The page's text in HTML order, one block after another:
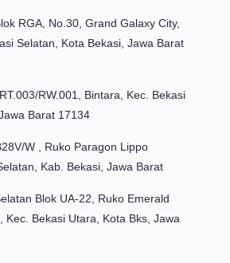
RGA, No.30, Grand Galaxy City,
Selatan, Kota Bekasi, Jawa Barat
RW.001, Bintara, Kec. Bekasi
Barat 17134
W , Ruko Paragon Lippo
Kab. Bekasi, Jawa Barat
Blok UA-22, Ruko Emerald
Kec. Bekasi Utara, Kota Bks, Jawa